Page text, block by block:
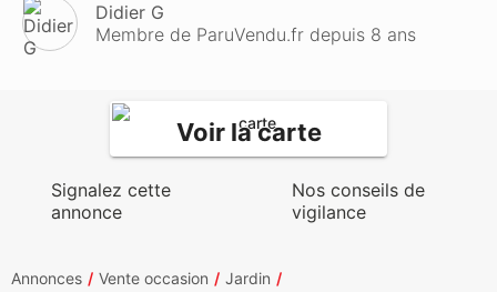
Didier G
Membre de ParuVendu.fr depuis 8 ans
Voir la carte
Signalez cette
annonce
Nos conseils de
vigilance
Annonces Vente occasion
Jardin